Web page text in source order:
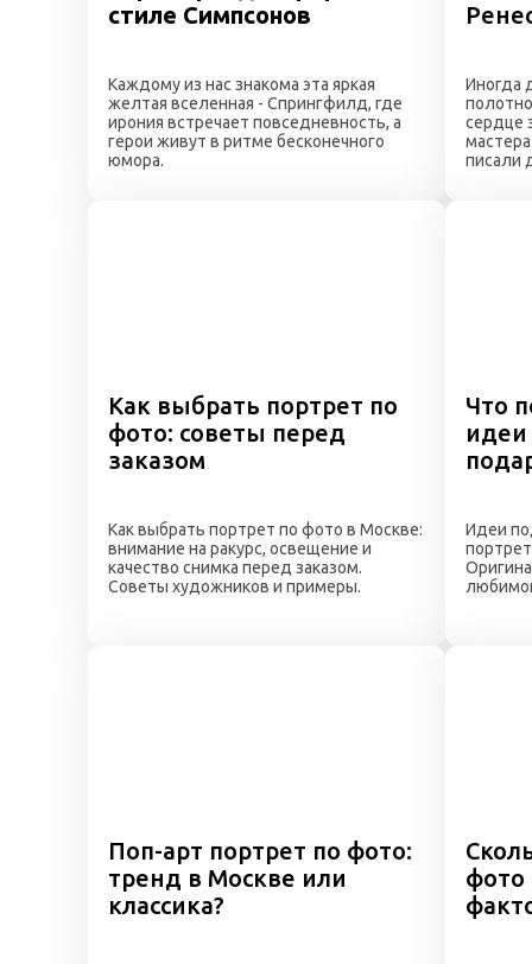
Каждому из нас знакома эта яркая
желтая вселенная - Спрингфилд, где
ирония встречает повседневность, а
герои живут в ритме бесконечного
юмора.
стиле Симпсонов
Иногда
сердце
писали
Как выбрать портрет по фото в Москве:
внимание на ракурс, освещение и
качество снимка перед заказом.
Советы художников и примеры.
Как выбрать портрет по
фото: советы перед
заказом
Идеи
Что
идеи
Поп-арт портрет по фото:
тренд в Москве или
классика?
фото